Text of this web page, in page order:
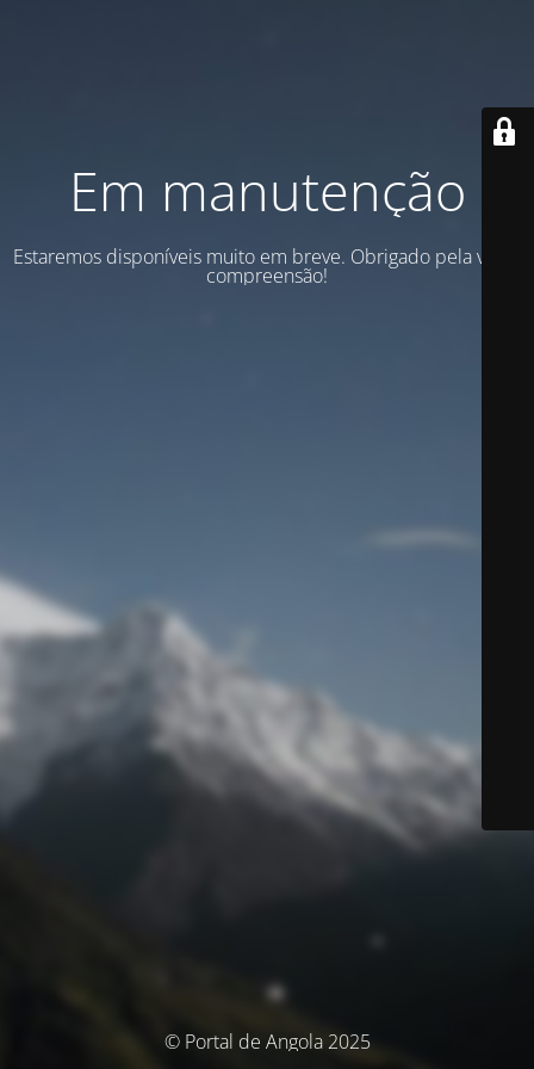
Em manutenção
Estaremos disponíveis muito em breve. Obrigado pela vossa
compreensão!
© Portal de Angola 2025